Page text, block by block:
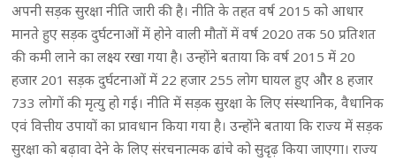
अपनी सड़क सुरक्षा नीति जारी की है। नीति के तहत वर्ष 2015 को आधार
मानते हुए सड़क दुर्घटनाओं में होने वाली मौतों में वर्ष 2020 तक 50 प्रतिशत
की कमी लाने का लक्ष्य रखा गया है। उन्होंने बताया कि वर्ष 2015 में 20
हजार 201 सड़क दुर्घटनाओं में 22 हजार 255 लोग घायल हुए और 8 हजार
733 लोगों की मृत्यु हो गई। नीति में सड़क सुरक्षा के लिए संस्थानिक, वैधानिक
एवं वित्तीय उपायों का प्रावधान किया गया है। उन्होंने बताया कि राज्य में सड़क
सुरक्षा को बढ़ावा देने के लिए संरचनात्मक ढांचे को सुदृढ़ किया जाएगा। राज्य